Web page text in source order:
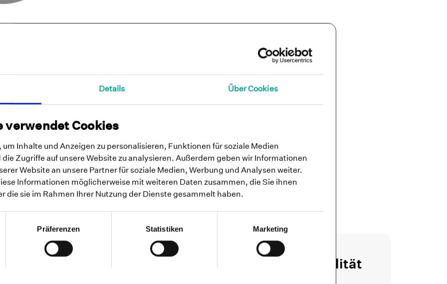
Details Über Cookies
verwendet Cookies
Inhalte und Anzeigen zu personalisieren, Funktionen für soziale Medien
Zugriffe auf unsere Website zu analysieren. Außerdem geben wir Informationen
Website an unsere Partner für soziale Medien, Werbung und Analysen weiter.
Informationen möglicherweise mit weiteren Daten zusammen, die Sie ihnen
die sie im Rahmen Ihrer Nutzung der Dienste gesammelt haben.
Präferenzen Statistiken Marketing
bei Depression
durch die Depression um 39,5%
sich die Belastung
die Belastung durch die Depression sogar nahezu vollständig kompensieren
Hilfe bei Depression.
Nachhaltige Verbesserung deiner Lebensqualität